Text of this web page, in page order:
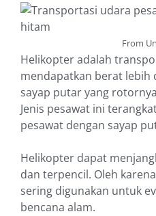
From
Helikopter adalah
mendapatkan berat lebih
sayap putar yang
Jenis pesawat ini
pesawat dengan sayap
Helikopter dapat
dan terpencil. Oleh
sering digunakan untuk
bencana alam.